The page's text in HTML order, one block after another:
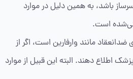
باشد، به همین دلیل در موارد
است.
مانند وارفارین است، اگر از
اطلاع دهند. البته این قبیل از موارد